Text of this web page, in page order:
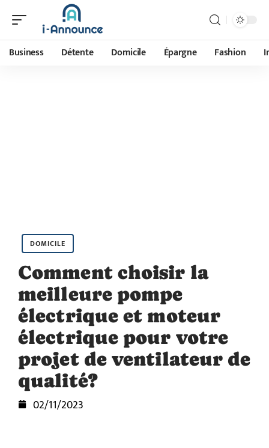
Business Détente Domicile Épargne Fashion
DOMICILE
Comment choisir la
meilleure pompe
électrique et moteur
électrique pour votre
projet de ventilateur de
qualité?
02/11/2023